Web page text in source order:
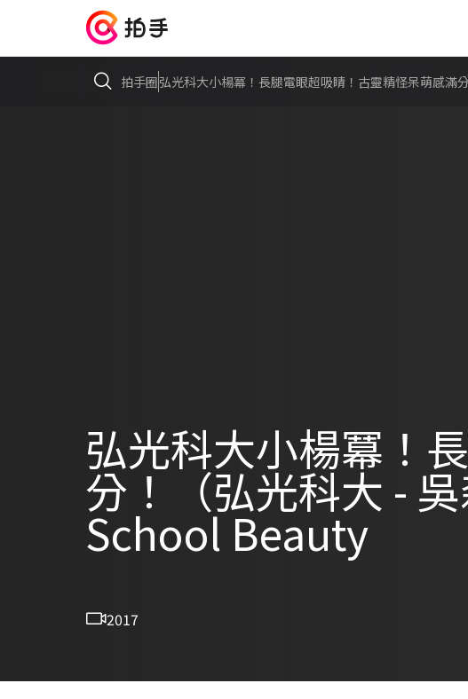
拍手圈弘光科大小楊冪！長腿電眼超吸睛！古靈精怪呆萌感
弘光科大小楊冪！
分！（弘光科大 -
School Beauty
2017